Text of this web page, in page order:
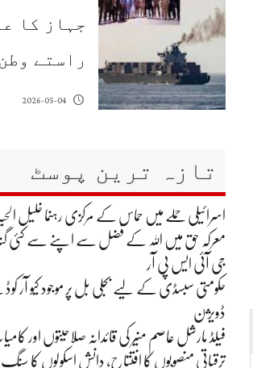
جہاز کا
راستے
2026-05-04
تازہ ترین پوسٹ
اسرائیلی حملے میں حماس کے مرکزی رہنما خلیل الحیہ
معرکہ حق میں اللہ کے فضل سے اپنے سے
جی آئی ایس پی آر
حکومتی سبسڈی کے لیے بجلی بل پر موجود کیو آر کوڈ
ڈویژن
فیلڈ مارشل عاصم منیر کی قائدانہ صلاحیتوں اور
ترقیاتی منصوبوں کا افتتاح، دانش اسکولوں کا سنگ